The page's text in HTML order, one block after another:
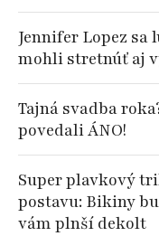
Jennifer Lopez sa
mohli stretnúť aj
Tajná svadba
povedali ÁNO!
Super plavkový
postavu: Bikiny
vám plnší dekolt